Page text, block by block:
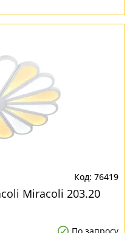
76419
Miracoli 203.20